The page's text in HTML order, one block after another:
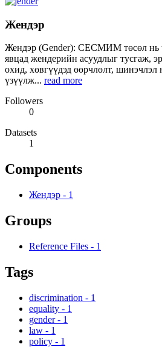
Жендэр
Жендэр (Gender): СЕСМИМ төсөл нь
явцад жендерийн асуудлыг тусгаж,
охид, хөвгүүдэд өөрчлөлт, шинэчлэл
үзүүлж... read more
Followers
0
Datasets
1
Components
Жендэр - 1
Groups
Reference Files - 1
Tags
discrimination - 1
equality - 1
gender - 1
law - 1
policy - 1